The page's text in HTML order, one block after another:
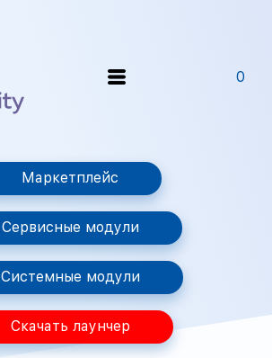
0
Маркетплейс
Сервисные модули
Системные модули
Скачать лаунчер